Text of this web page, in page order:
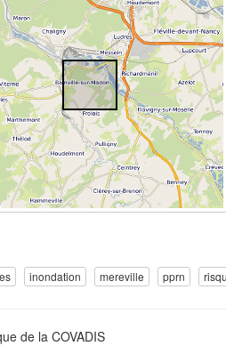
inondation mereville pprn
de la COVADIS